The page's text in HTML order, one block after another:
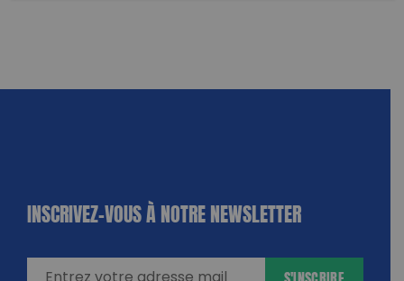
INSCRIVEZ-VOUS À NOTRE NEWSLETTER